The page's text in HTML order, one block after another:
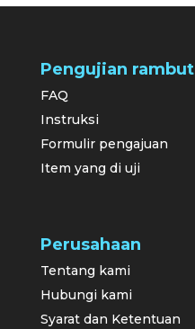
Pengujian rambut
FAQ
Instruksi
Formulir pengajuan
Item yang di uji
Perusahaan
Tentang kami
Hubungi kami
Syarat dan Ketentuan